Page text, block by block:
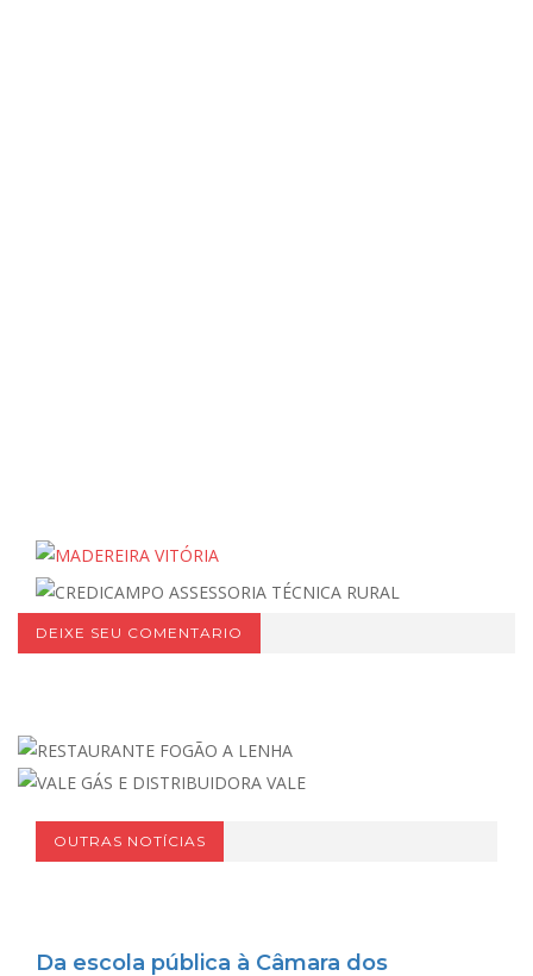
DEIXE SEU COMENTARIO
OUTRAS NOTÍCIAS
Da escola pública à Câmara dos